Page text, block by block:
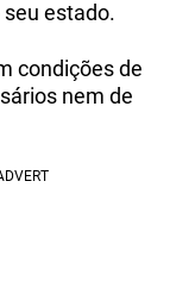
seu estado.
condições de
nem de